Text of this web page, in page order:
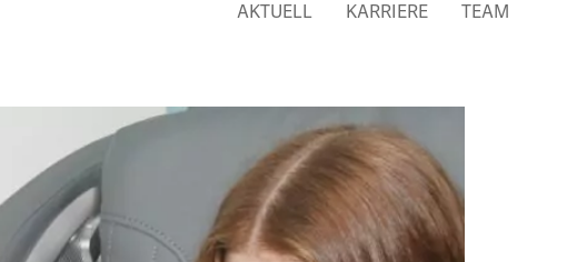
AKTUELL KARRIERE TEAM